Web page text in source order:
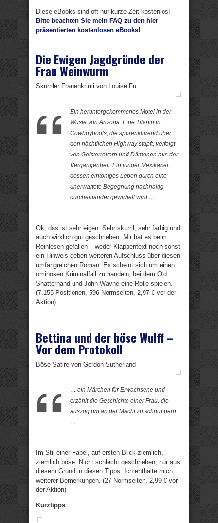
Diese eBooks sind oft nur kurze Zeit kostenlos!
Bitte beachten Sie mein FAQ zu den hier
präsentierten kostenlosen eBooks!
Die Ewigen Jagdgründe der
Frau Weinwurm
Skurriler Frauenkrimi von Louise Fu
Ein heruntergekommenes Motel in der
Wüste von Arizona. Eine Titanin in
Cowboyboots, die sporenklirrend über
den nächtlichen Highway stapft, verfolgt
von Geisterreitern und Dämonen aus der
Vergangenheit. Ein junger Mexikaner,
dessen eintöniges Leben durch eine
unerwartete Begegnung nachhaltig
durcheinander gewirbelt wird …
Ok, das ist sehr eigen. Sehr skurril, sehr farbig und
auch wirklich gut geschrieben. Mir hat es beim
Reinlesen gefallen – weder Klappentext noch sonst
ein Hinweis geben weiteren Aufschluss über diesen
umfangreichen Roman. Es scheint sich um einen
ominösen Kriminalfall zu handeln, bei dem Old
Shatterhand und John Wayne eine Rolle spielen.
(7.155 Positionen, 596 Normseiten, 2,97 € vor der
Aktion)
Bettina und der böse Wulff –
Vor dem Protokoll
Böse Satire von Gordon Sutherland
… ein Märchen für Erwachsene und
erzählt die Geschichte einer Frau, die
auszog um an der Macht zu schnuppern
…
Im Stil einer Fabel, auf ersten Blick ziemlich,
ziemlich böse. Nicht schlecht geschrieben, nur aus
diesem Grund in diesen Tipps. Ich enthalte mich
weiterer Bemerkungen. (27 Normseiten, 2,99 € vor
der Aktion)
Kurztipps